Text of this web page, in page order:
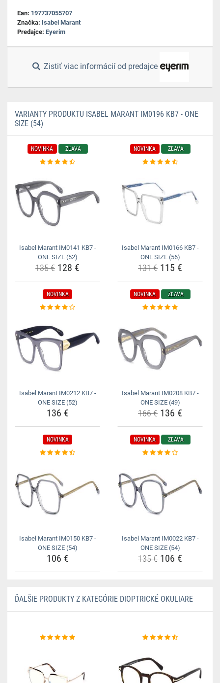
Ean: 197737055707
Značka: Isabel Marant
Predajce: Eyerim
Zistiť viac informácií od predajce
VARIANTY PRODUKTU ISABEL MARANT IM0196 KB7 - ONE
SIZE (54)
NOVINKA ZĽAVA
Isabel Marant IM0141 KB7 -
ONE SIZE (52)
135 € 128 €
NOVINKA ZĽAVA
Isabel Marant IM0166 KB7 -
ONE SIZE (56)
131 € 115 €
NOVINKA
Isabel Marant IM0212 KB7 -
ONE SIZE (52)
136 €
NOVINKA ZĽAVA
Isabel Marant IM0208 KB7 -
ONE SIZE (49)
166 € 136 €
NOVINKA
Isabel Marant IM0150 KB7 -
ONE SIZE (54)
106 €
NOVINKA ZĽAVA
Isabel Marant IM0022 KB7 -
ONE SIZE (54)
135 € 106 €
ĎALŠIE PRODUKTY Z KATEGÓRIE DIOPTRICKÉ OKULIARE